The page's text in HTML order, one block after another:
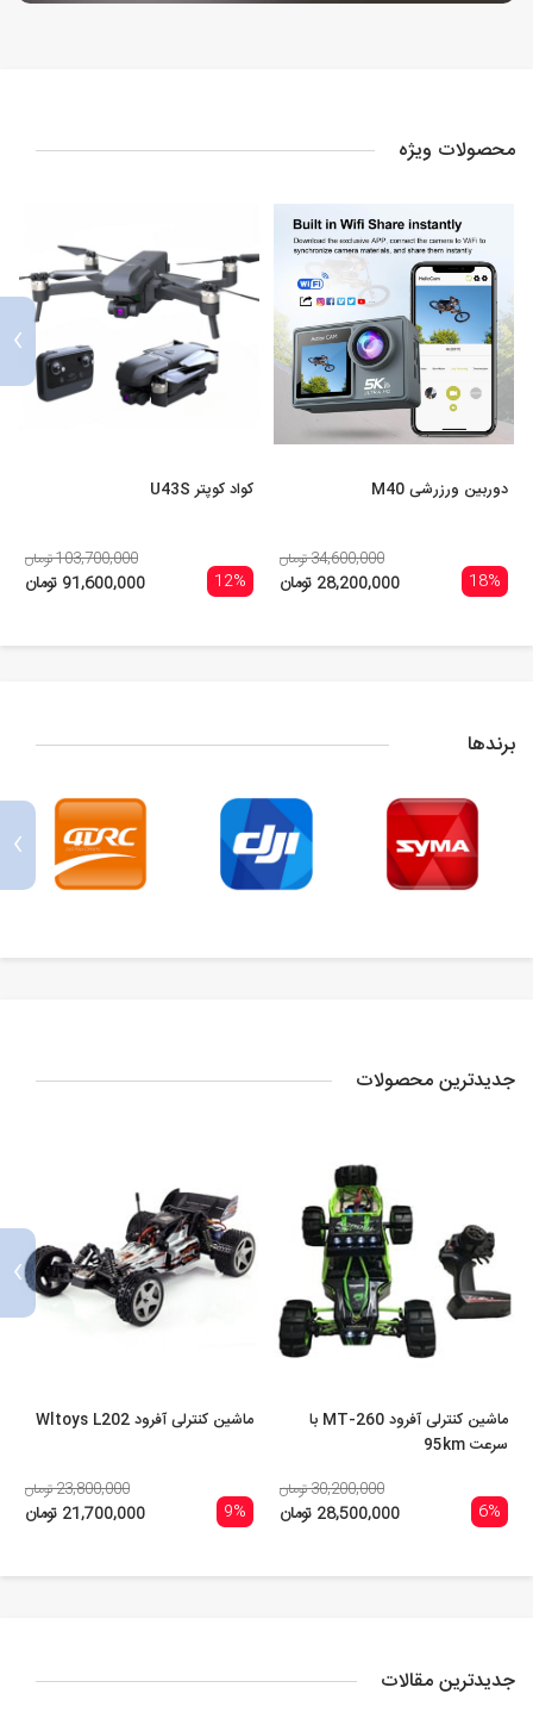
محصولات ویژه
دوربین ورزرشی M40
18%
34,600,000 تومان
28,200,000 تومان
کواد کوپتر U43S
12%
103,700,000 تومان
91,600,000 تومان
›
برندها
›
جدیدترین محصولات
ماشین کنترلی آفرود MT-260 با
سرعت 95km
6%
30,200,000 تومان
28,500,000 تومان
ماشین کنترلی آفرود Wltoys L202
9%
23,800,000 تومان
21,700,000 تومان
›
جدیدترین مقالات